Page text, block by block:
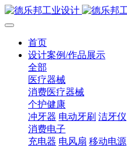
首页
设计案例/作品展示
全部
医疗器械
消费医疗器械
个护健康
冲牙器 电动牙刷 洁牙仪
消费电子
充电器 电风扇 移动电源